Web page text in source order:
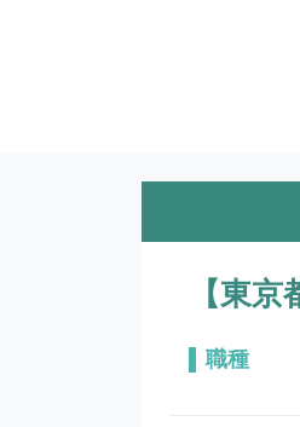
【東
職種